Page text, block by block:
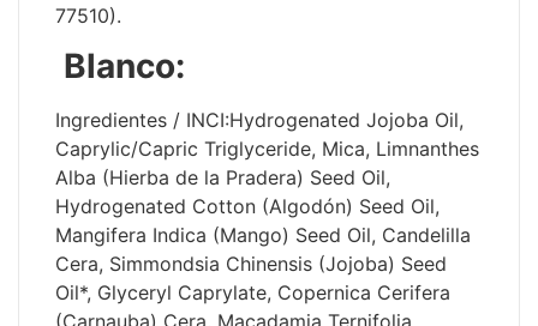
77510).
Blanco:
Ingredientes / INCI:Hydrogenated Jojoba Oil,
Caprylic/Capric Triglyceride, Mica, Limnanthes
Alba (Hierba de la Pradera) Seed Oil,
Hydrogenated Cotton (Algodón) Seed Oil,
Mangifera Indica (Mango) Seed Oil, Candelilla
Cera, Simmondsia Chinensis (Jojoba) Seed
Oil*, Glyceryl Caprylate, Copernica Cerifera
(Carnauba) Cera, Macadamia Ternifolia